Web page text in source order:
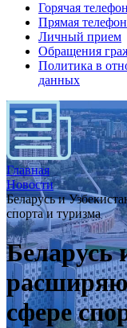
Горячая
Прямая
Личный прием
Обращения
Политика в
данных
Главная
Новости
Беларусь и
спорта и туризма
Беларусь
сфере